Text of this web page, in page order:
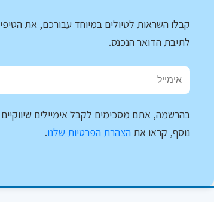
קבלו השראות לטיולים במיוחד עבורכם, את
לתיבת הדואר הנכנס.
בהרשמה, אתם מסכימים לקבל אימיילים
נוסף, קראו את הצהרת הפרטיות שלנו.